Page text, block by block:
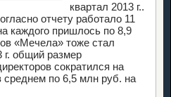
квартал 2013 г..
отчету работало 11
каждого пришлось по 8,9
«Мечела» тоже стал
общий размер
сократился на
среднем по 6,5 млн руб. на